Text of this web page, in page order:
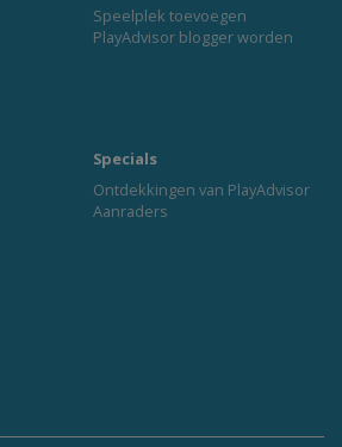
Speelplek toevoegen
PlayAdvisor blogger worden
Specials
Ontdekkingen van PlayAdvisor
Aanraders